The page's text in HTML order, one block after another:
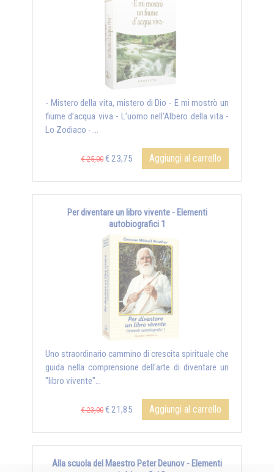
- Mistero della vita, mistero di Dio - E mi mostrò un
fiume d’acqua viva - L’uomo nell’Albero della vita -
Lo Zodiaco - ...
€ 25,00 € 23,75 Aggiungi al carrello
Per diventare un libro vivente - Elementi
autobiografici 1
Uno straordinario cammino di crescita spirituale che
guida nella comprensione dell'arte di diventare un
"libro vivente"...
€ 23,00 € 21,85 Aggiungi al carrello
Alla scuola del Maestro Peter Deunov - Elementi